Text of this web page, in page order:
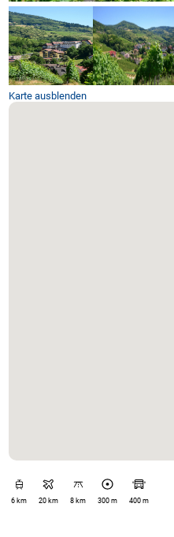
Karte ausblenden
6 km 20 km 8 km 300 m 400 m